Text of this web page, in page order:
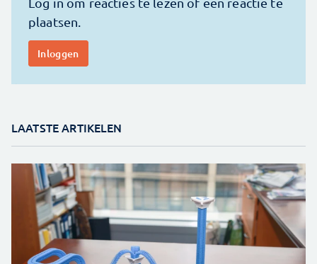
LAATSTE ARTIKELEN